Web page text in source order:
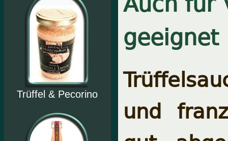
Trüffel & Pecorino
geeignet
und